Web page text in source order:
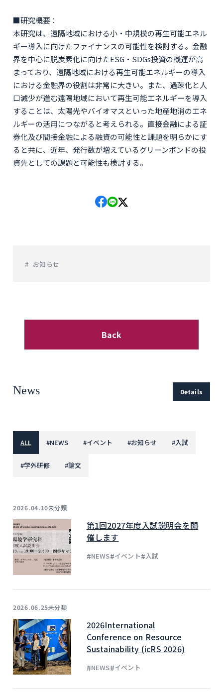
■研究概要：
本研究は、遠隔地域における小・中規模の再生可能エネル
ギー導入に向けたファイナンスの可能性を検討する。金融
界を中心に脱炭素化に向けたESG・SDGs投資の機運が高
まっており、遠隔地域における再生可能エネルギーの導入
における金融界の役割は非常に大きい。また、過疎化と人
口減少が進む遠隔地域において再生可能エネルギーを導入
することは、太陽光やバイオマスといった地産地消のエネ
ルギーの活用につながると考えられる。直接金融による証
券化及び間接金融による融資の可能性と課題を明らかにす
ると共に、近年、発行数が増えているグリーンボンドの投
資先としての課題と可能性も検討する。
お知らせ
Back
News Details
ALL #NEWS #イベント #お知らせ #入試
#学外研修 #論文
2026.04.10未分類
第1回2027年度入試説明会を開
催します
#NEWS#イベント#入試
2026.06.25未分類
2026International
Conference on Resource
Sustainability (icRS 2026)
#NEWS#イベント